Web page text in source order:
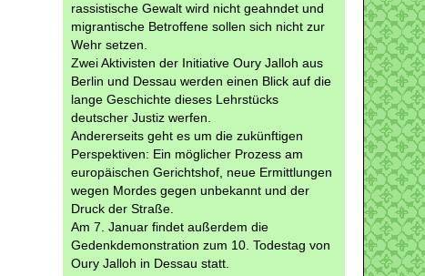
rassistische Gewalt wird nicht geahndet und
migrantische Betroffene sollen sich nicht zur
Wehr setzen.
Zwei Aktivisten der Initiative Oury Jalloh aus
Berlin und Dessau werden einen Blick auf die
lange Geschichte dieses Lehrstücks
deutscher Justiz werfen.
Andererseits geht es um die zukünftigen
Perspektiven: Ein möglicher Prozess am
europäischen Gerichtshof, neue Ermittlungen
wegen Mordes gegen unbekannt und der
Druck der Straße.
Am 7. Januar findet außerdem die
Gedenkdemonstration zum 10. Todestag von
Oury Jalloh in Dessau statt.